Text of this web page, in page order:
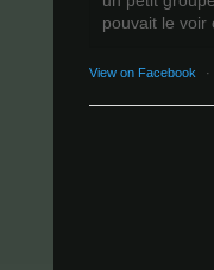
pouvait le voir
View on Facebook ·